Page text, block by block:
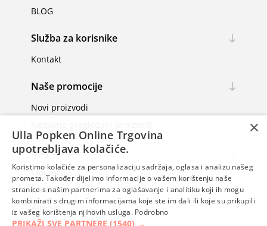
BLOG
Služba za korisnike
Kontakt
Naše promocije
Novi proizvodi
Moj račun
Moj račun
Narudžbe
Adrese
×
Ulla Popken Online Trgovina
upotrebljava kolačiće.
Koristimo kolačiće za personalizaciju sadržaja, oglasa i analizu našeg
prometa. Također dijelimo informacije o vašem korištenju naše
stranice s našim partnerima za oglašavanje i analitiku koji ih mogu
kombinirati s drugim informacijama koje ste im dali ili koje su prikupili
iz vašeg korištenja njihovih usluga. Podrobno
PRIKAŽI SVE PARTNERE (1540) →